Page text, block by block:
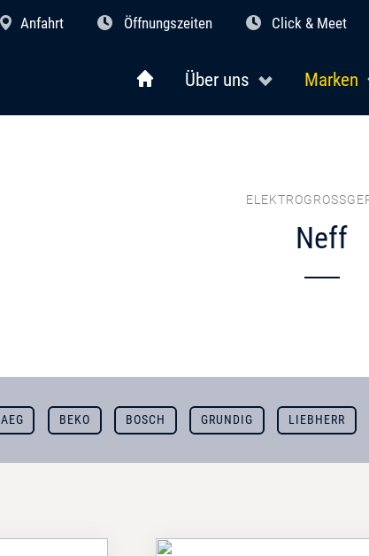
Anfahrt Öffnungszeiten Click & Meet
Über uns Marken
Neff
AEG BEKO BOSCH GRUNDIG LIEBHERR